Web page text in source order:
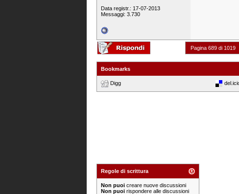
Data registr.: 17-07-2013
Messaggi: 3.730
Pagina 689 di 1019
Bookmarks
Digg
Regole di scrittura
Non puoi creare nuove discussioni
Non puoi rispondere alle discussioni